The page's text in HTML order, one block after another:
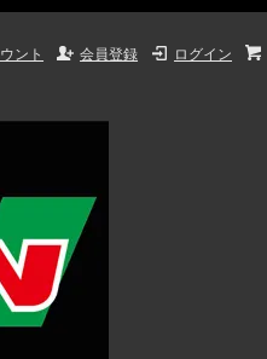
ログイン
会員登録
ント